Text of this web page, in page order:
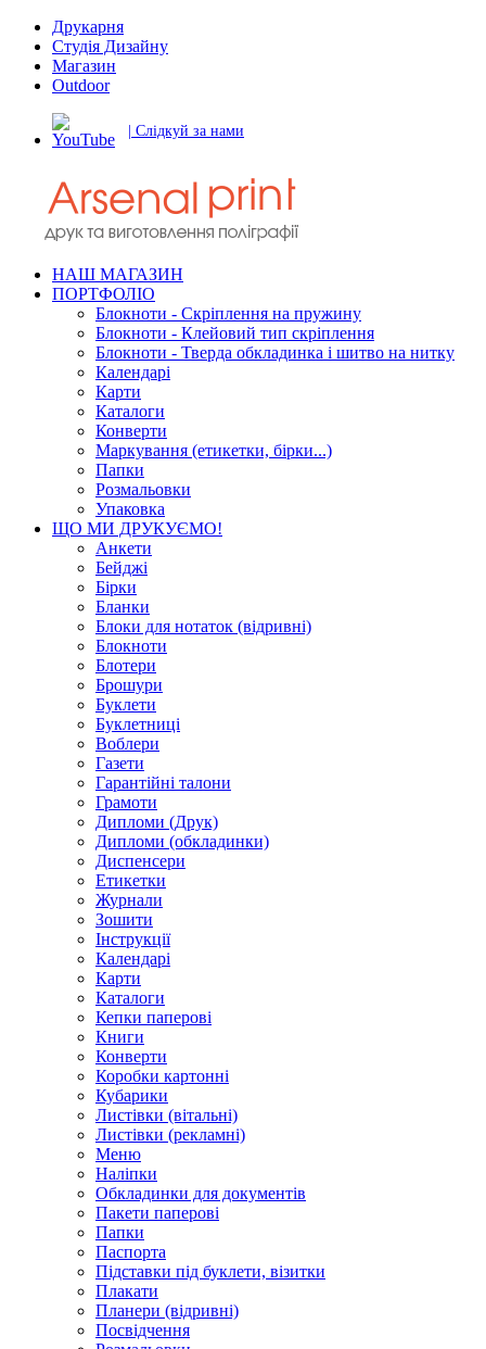
Друкарня
Студія Дизайну
Магазин
Outdoor
| Слідкуй за нами
НАШ МАГАЗИН
ПОРТФОЛІО
Блокноти - Скріплення на пружину
Блокноти - Клейовий тип скріплення
Блокноти - Тверда обкладинка і шитво на нитку
Календарі
Карти
Каталоги
Конверти
Маркування (етикетки, бірки...)
Папки
Розмальовки
Упаковка
ЩО МИ ДРУКУЄМО!
Анкети
Бейджі
Бірки
Бланки
Блоки для нотаток (відривні)
Блокноти
Блотери
Брошури
Буклети
Буклетниці
Воблери
Газети
Гарантійні талони
Грамоти
Дипломи (Друк)
Дипломи (обкладинки)
Диспенсери
Етикетки
Журнали
Зошити
Інструкції
Календарі
Карти
Каталоги
Кепки паперові
Книги
Конверти
Коробки картонні
Кубарики
Листівки (вітальні)
Листівки (рекламні)
Меню
Наліпки
Обкладинки для документів
Пакети паперові
Папки
Паспорта
Підставки під буклети, візитки
Плакати
Планери (відривні)
Посвідчення